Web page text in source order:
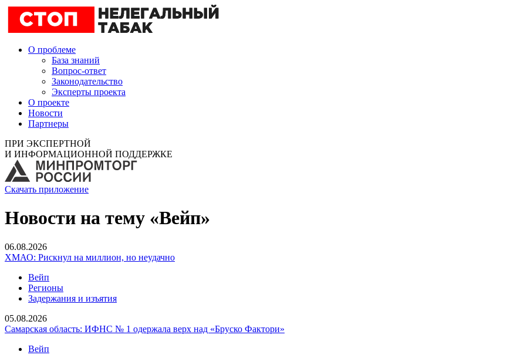
О проблеме
База знаний
Вопрос-ответ
Законодательство
Эксперты проекта
О проекте
Новости
Партнеры
ПРИ ЭКСПЕРТНОЙ
И ИНФОРМАЦИОННОЙ ПОДДЕРЖКЕ
Скачать приложение
Новости на тему «Вейп»
06.08.2026
ХМАО: Рискнул на миллион, но неудачно
Вейп
Регионы
Задержания и изъятия
05.08.2026
Самарская область: ИФНС № 1 одержала верх над «Бруско Фактори»
Вейп